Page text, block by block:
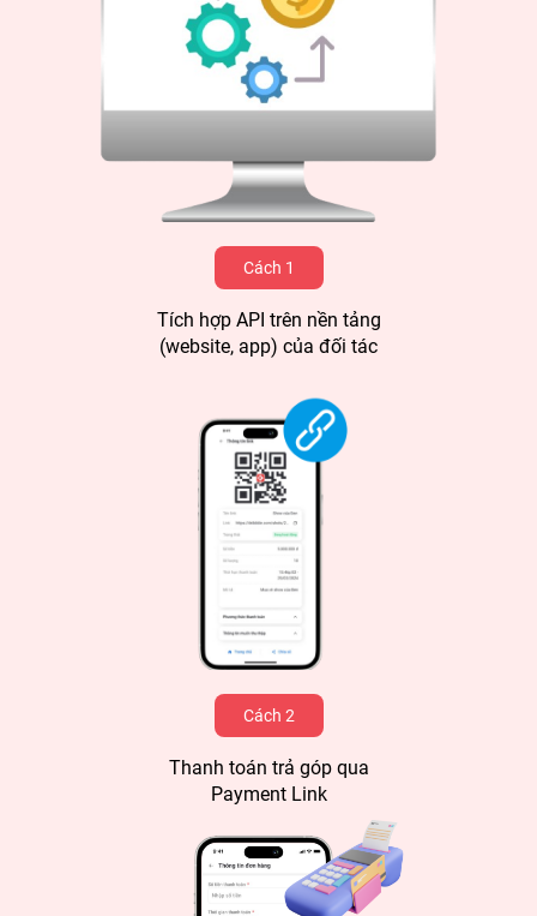
Cách 1
Tích hợp API trên nền tảng
(website, app) của đối tác
Cách 2
Thanh toán trả góp qua
Payment Link